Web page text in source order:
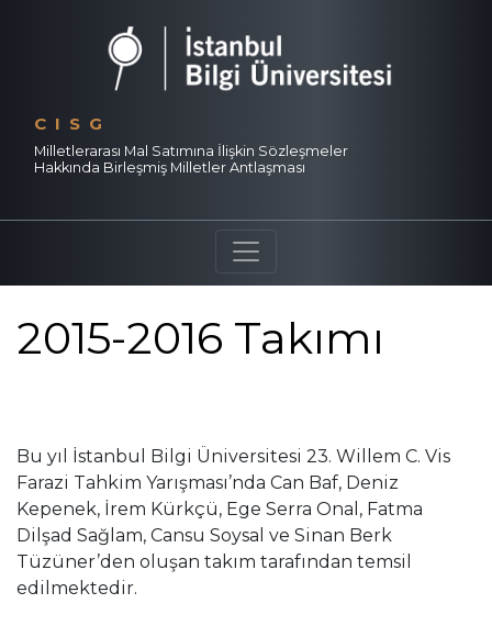
CISG
Milletlerarası Mal Satımına İlişkin Sözleşmeler
Hakkında Birleşmiş Milletler Antlaşması
2015-2016 Takımı
Bu yıl İstanbul Bilgi Üniversitesi 23. Willem C. Vis
Farazi Tahkim Yarışması’nda Can Baf, Deniz
Kepenek, İrem Kürkçü, Ege Serra Onal, Fatma
Dilşad Sağlam, Cansu Soysal ve Sinan Berk
Tüzüner’den oluşan takım tarafından temsil
edilmektedir.